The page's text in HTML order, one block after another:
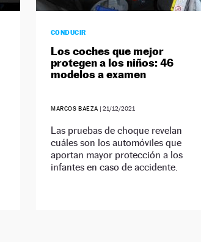
CONDUCIR
Los coches que mejor
protegen a los niños: 46
modelos a examen
MARCOS BAEZA |21/12/2021
Las pruebas de choque revelan
cuáles son los automóviles que
aportan mayor protección a los
infantes en caso de accidente.